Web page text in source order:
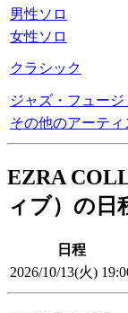
男性ソロ
女性ソロ
クラシック
ジャズ・フュージ
その他のアーティ
EZRA
ィブ）の日
日程
2026/10/13(火)